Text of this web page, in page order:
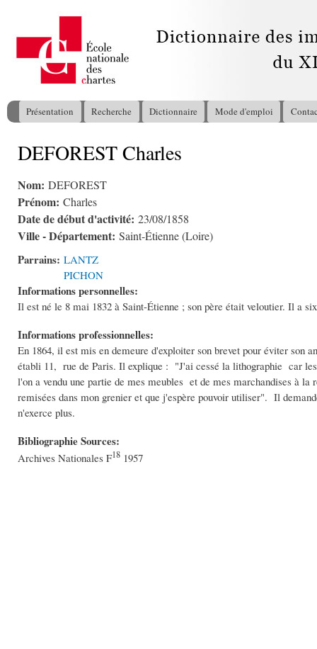
Menu principal
Présentation Recherche Dictionnaire Mode d'emploi
Vous êtes ici
DEFOREST Charles
Nom: DEFOREST
Prénom: Charles
Date de début d'activité: 23/08/1858
Ville - Département: Saint-Étienne (Loire)
Parrains: LANTZ
PICHON
Informations personnelles:
Il est né le 8 mai 1832 à Saint-Étienne ; son père était veloutier. Il a
Informations professionnelles:
En 1864, il est mis en demeure d'exploiter son brevet pour éviter son
établi 11, rue de Paris. Il explique : "J'ai cessé la lithographie car
l'on a vendu une partie de mes meubles et de mes marchandises à
remisées dans mon grenier et que j'espère pouvoir utiliser". Il
n'exerce plus.
Bibliographie Sources:
Archives Nationales F18 1957